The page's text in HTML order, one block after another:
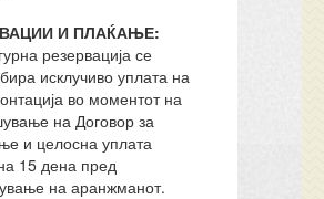
И ПЛАЌАЊЕ:
резервација се
исклучиво уплата на
во моментот на
на Договор за
и целосна уплата
15 дена пред
на аранжманот.